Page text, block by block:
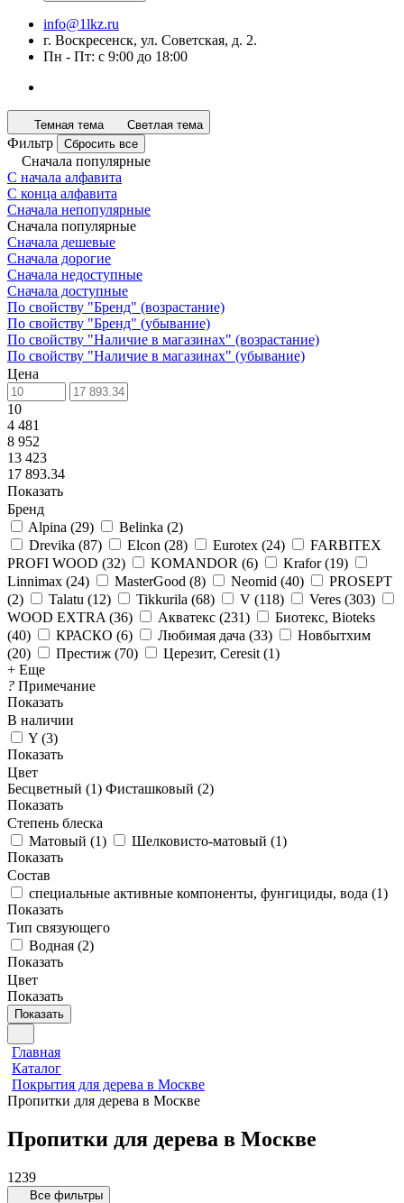
info@1lkz.ru
г. Воскресенск, ул. Советская, д. 2.
Пн - Пт: с 9:00 до 18:00
Темная тема Светлая тема
Фильтр Сбросить все
Сначала популярные
С начала алфавита
С конца алфавита
Сначала непопулярные
Сначала популярные
Сначала дешевые
Сначала дорогие
Сначала недоступные
Сначала доступные
По свойству "Бренд" (возрастание)
По свойству "Бренд" (убывание)
По свойству "Наличие в магазинах" (возрастание)
По свойству "Наличие в магазинах" (убывание)
Цена
10
4 481
8 952
13 423
17 893.34
Показать
Бренд
Alpina (29) Belinka (2)
Drevika (87) Elcon (28) Eurotex (24)
FARBITEX
PROFI WOOD (32) KOMANDOR (6) Krafor(19)
Linnimax (24) MasterGood (8) Neomid (40)
PROSEPT
(2) Talatu (12) Tikkurila (68) V (118) Veres (303)
WOOD EXTRA (36) Акватекс (231)
Биотекс, Bioteks
(40) КРАСКО (6) Любимая дача (33)
Новбытхим
(20) Престиж (70) Церезит, Ceresit (1)
+ Еще
? Примечание
Показать
В наличии
Y (3)
Показать
Цвет
Бесцветный (1) Фисташковый (2)
Показать
Степень блеска
Матовый (1) Шелковисто-матовый (1)
Показать
Состав
специальные активные компоненты, фунгициды, вода (1)
Показать
Тип связующего
Водная (2)
Показать
Цвет
Показать
Показать
Главная
Каталог
Покрытия для дерева в Москве
Пропитки для дерева в Москве
Пропитки для дерева в Москве
1239
Все фильтры